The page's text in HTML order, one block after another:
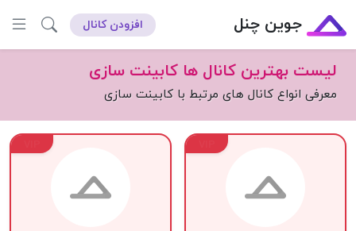
جوین چنل افزودن کانال
لیست بهترین کانال ها کابینت سازی
معرفی انواع کانال های مرتبط با کابینت سازی